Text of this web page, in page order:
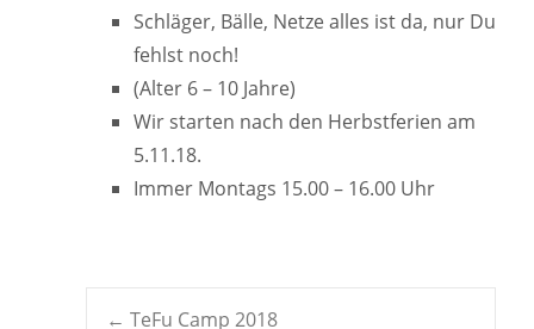
Schläger, Bälle, Netze alles ist da, nur Du
fehlst noch!
(Alter 6 – 10 Jahre)
Wir starten nach den Herbstferien am
5.11.18.
Immer Montags 15.00 – 16.00 Uhr
← TeFu Camp 2018